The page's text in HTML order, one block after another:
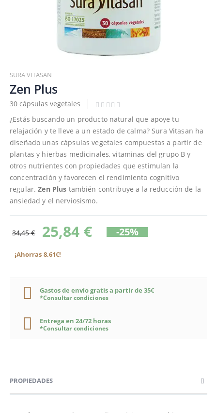
al
comienzo
de
la
galería
de
imágenes
SURA VITASAN
Zen Plus
30 cápsulas vegetales
¿Estás buscando un producto natural que apoye tu
relajación y te lleve a un estado de calma? Sura Vitasan ha
diseñado unas cápsulas vegetales compuestas a partir de
plantas y hierbas medicinales, vitaminas del grupo B y
otros nutrientes con propiedades que estimulan la
concentración y favorecen el rendimiento cognitivo
regular.Zen Plus también contribuye a la reducción de la
ansiedad y el nerviosismo.
34,45 € 25,84 € -25%
¡Ahorras 8,61€!
Gastos de envío gratis a partir de 35€
*Consultar condiciones
Entrega en 24/72 horas
*Consultar condiciones
PROPIEDADES